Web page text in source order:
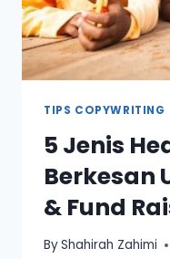
TIPS COPYWRITING
5 Jenis
Berkesan
& Fund
ByShahirah Zahimi